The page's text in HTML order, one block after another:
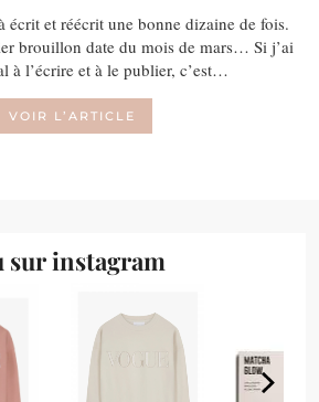
écrit et réécrit une bonne dizaine de fois.
brouillon date du mois de mars… Si j’ai
à l’écrire et à le publier, c’est…
VOIR L’ARTICLE
sur instagram